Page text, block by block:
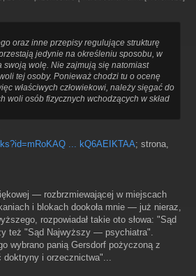
oraz inne przepisy regulujące strukturę
jedynie na określeniu sposobu, w
swoją wolę. Nie zajmują się natomiast
tej osoby. Ponieważ chodzi tu o ocenę
właściwych człowiekowi, należy sięgać do
woli osób fizycznych wchodzących w skład
... kQ6AEIKTAA; strona,
— rozbrzmiewającej w miejscach
i blokach dookoła mnie — już nieraz,
rozpowiadał takie oto słowa: "Sąd
też "Sąd Najwyższy — psychiatra".
wybrano panią Gersdorf pożyczoną z
i orzecznictwa"...